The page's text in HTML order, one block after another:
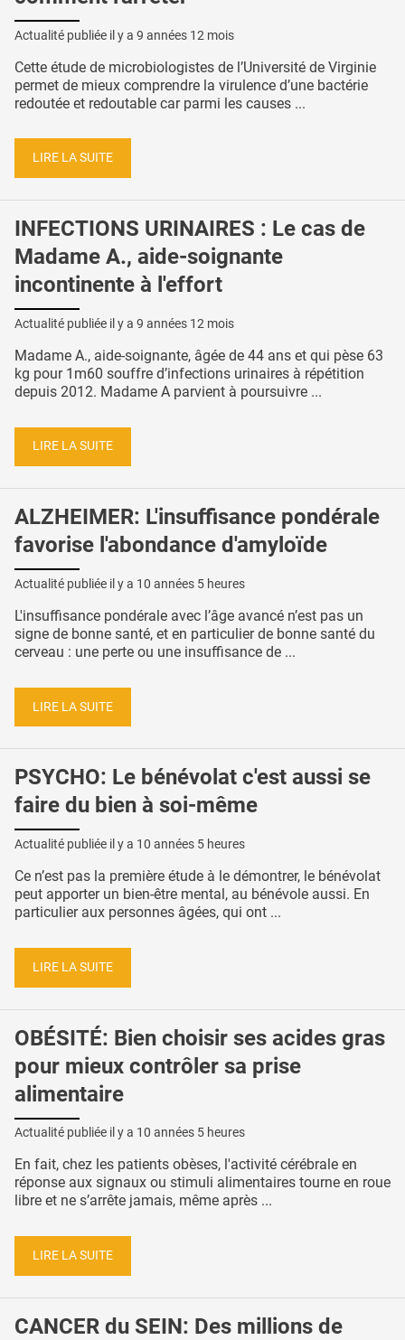
Actualité publiée il y a 9 années 12 mois
Cette étude de microbiologistes de l’Université de Virginie
permet de mieux comprendre la virulence d’une bactérie
redoutée et redoutable car parmi les causes ...
LIRE LA SUITE
INFECTIONS URINAIRES : Le cas de
Madame A., aide-soignante
incontinente à l'effort
Actualité publiée il y a 9 années 12 mois
Madame A., aide-soignante, âgée de 44 ans et qui pèse 63
kg pour 1m60 souffre d’infections urinaires à répétition
depuis 2012. Madame A parvient à poursuivre ...
LIRE LA SUITE
ALZHEIMER: L'insuffisance pondérale
favorise l'abondance d'amyloïde
Actualité publiée il y a 10 années 5 heures
L'insuffisance pondérale avec l’âge avancé n’est pas un
signe de bonne santé, et en particulier de bonne santé du
cerveau : une perte ou une insuffisance de ...
LIRE LA SUITE
PSYCHO: Le bénévolat c'est aussi se
faire du bien à soi-même
Actualité publiée il y a 10 années 5 heures
Ce n’est pas la première étude à le démontrer, le bénévolat
peut apporter un bien-être mental, au bénévole aussi. En
particulier aux personnes âgées, qui ont ...
LIRE LA SUITE
OBÉSITÉ: Bien choisir ses acides gras
pour mieux contrôler sa prise
alimentaire
Actualité publiée il y a 10 années 5 heures
En fait, chez les patients obèses, l'activité cérébrale en
réponse aux signaux ou stimuli alimentaires tourne en roue
libre et ne s’arrête jamais, même après ...
LIRE LA SUITE
CANCER du SEIN: Des millions de